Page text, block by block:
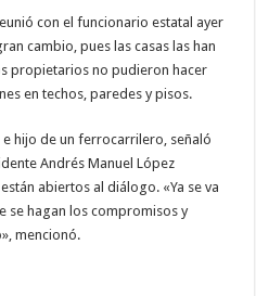
con el funcionario estatal ayer
cambio, pues las casas las han
propietarios no pudieron hacer
en techos, paredes y pisos.
hijo de un ferrocarrilero, señaló
Andrés Manuel López
abiertos al diálogo. «Ya se va
se hagan los compromisos y
mencionó.